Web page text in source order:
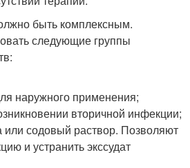
быть комплексным.
следующие группы
наружного применения;
вторичной инфекции;
или содовый раствор. Позволяют
и устранить экссудат